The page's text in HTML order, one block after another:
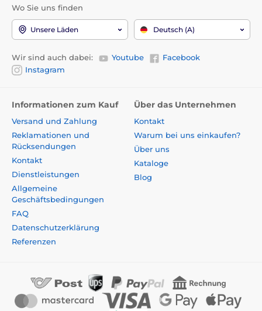
Wo Sie uns finden
Unsere Läden Deutsch (A)
Wir sind auch dabei: Youtube
Facebook
Instagram
Informationen zum Kauf
Versand und Zahlung
Reklamationen und
Rücksendungen
Kontakt
Dienstleistungen
Allgemeine
Geschäftsbedingungen
FAQ
Datenschutzerklärung
Referenzen
Über das Unternehmen
Kontakt
Warum bei uns einkaufen?
Über uns
Kataloge
Blog